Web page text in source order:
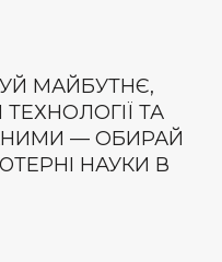
МАЙБУТНЄ,
ТА
— ОБИРАЙ
НАУКИ В